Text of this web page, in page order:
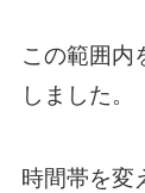
この範囲内
しました。
時間帯を変